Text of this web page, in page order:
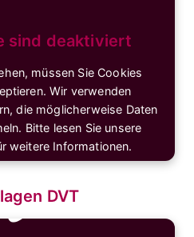
sind deaktiviert
müssen Sie Cookies
Wir verwenden
die möglicherweise Daten
Bitte lesen Sie unsere
weitere Informationen.
DVT
🔒